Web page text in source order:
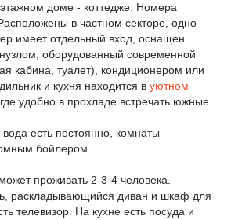
доме - коттедже. Номера
в частном секторе, одно
имеет отдельный вход, оснащен
оборудованный современной
кабина, туалет), кондиционером или
и кухня находится в уютном
удобно в прохладе встречать южные
есть постоянно, комнаты
бойлером.
проживать 2-3-4 человека.
раскладывающийся диван и шкаф для
телевизор. На кухне есть посуда и